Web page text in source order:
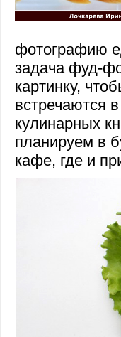
фотографию
задача фуд-
картинку,
встречаются
кулинарных
планируем в
кафе, где и